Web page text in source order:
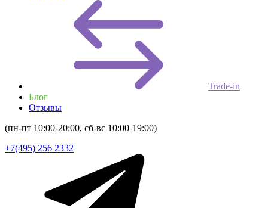
Trade-in
Блог
Отзывы
(пн-пт 10:00-20:00, сб-вс 10:00-19:00)
+7(495) 256 2332